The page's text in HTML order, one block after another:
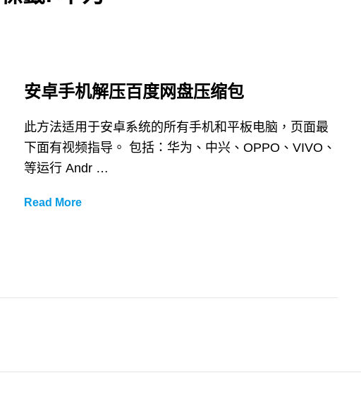
安卓手机解压百度网盘压缩包
此方法适用于安卓系统的所有手机和平板电脑，页面最
下面有视频指导。 包括：华为、中兴、OPPO、VIVO、
等运行 Andr …
Read More安